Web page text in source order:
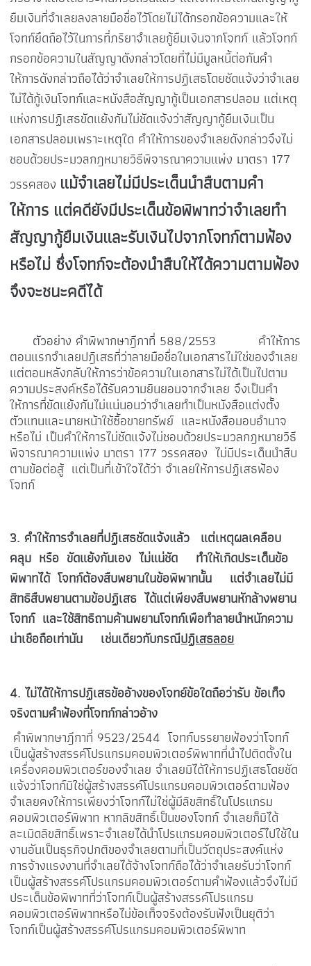
ยืมเงินที่จำเลยลงลายมือชื่อไว้โดยไม่ได้กรอกข้อความและให้
โจทก์ยึดถือไว้ในการที่ภริยาจำเลยกู้ยืมเงินจากโจทก์ แล้วโจทก์
กรอกข้อความในสัญญาดังกล่าวโดยที่ไม่มีมูลหนี้ต่อกันคำ
ให้การดังกล่าวถือได้ว่าจำเลยให้การปฏิเสธโดยชัดแจ้งว่าจำเลย
ไม่ได้กู้เงินโจทก์และหนังสือสัญญากู้เป็นเอกสารปลอม แต่เหตุ
แห่งการปฏิเสธขัดแย้งกันไม่ชัดแจ้งว่าสัญญากู้ยืมเงินเป็น
เอกสารปลอมเพราะเหตุใด คำให้การของจำเลยดังกล่าวจึงไม่
ชอบด้วยประมวลกฎหมายวิธีพิจารณาความแพ่ง มาตรา 177
วรรคสอง แม้จำเลยไม่มีประเด็นนำสืบตามคำ
ให้การ แต่คดียังมีประเด็นข้อพิพาทว่าจำเลยทำ
สัญญากู้ยืมเงินและรับเงินไปจากโจทก์ตามฟ้อง
หรือไม่ ซึ่งโจทก์จะต้องนำสืบให้ได้ความตามฟ้อง
จึงจะชนะคดีได้
ตัวอย่าง คำพิพากษาฎีกาที่ 588/2553 คำให้การ
ตอนแรกจำเลยปฎิเสธที่ว่าลายมือชื่อในเอกสารไม่ใช่ของจำเลย
แต่ตอนหลังกลับให้การว่าข้อความในเอกสารไม่ได้เป็นไปตาม
ความประสงค์หรือได้รับความยินยอมจากจำเลย จึงเป็นคำ
ให้การที่ขัดแย้งกันไม่แน่นอนว่าจำเลยทำเป็นหนังสือแต่งตั้ง
ตัวแทนและนายหน้าใช้ซื้อขายทรัพย์ และหนังสือมอบอำนาจ
หรือไม่ เป็นคำให้การไม่ชัดแจ้งไม่ชอบด้วยประมวลกฎหมายวิธี
พิจารณาความแพ่ง มาตรา 177 วรรคสอง ไม่มีประเด็นนำสืบ
ตามข้อต่อสู้ แต่เป็นที่เข้าใจได้ว่า จำเลยให้การปฏิเสธฟ้อง
โจทก์
3. คําให้การจำเลยที่ปฏิเสธชัดแจ้งแล้ว แต่เหตุผลเคลือบ
คลุม หรือ ขัดแย้งกันเอง ไม่แน่ชัด ทำให้เกิดประเด็นข้อ
พิพาทได้ โจทก์ต้องสืบพยานในข้อพิพาทนั้น แต่จําเลยไม่มี
สิทธิสืบพยานตามข้อปฏิเสธ ได้แต่เพียงสืบพยานหักล้างพยาน
โจทก์ และใช้สิทธิถามค้านพยานโจทก์เพือทําลายนําหนักความ
น่าเชือถือเท่านัน เช่นเดียวกับกรณีปฏิเสธลอย
4. ไม่ได้ให้การปฏิเสธข้ออ้างของโจทย์ข้อใดถือว่ารับ ข้อเท็จ
จริงตามคำฟ้องที่โจทก์กล่าวอ้าง
คำพิพากษาฎีกาที่ 9523/2544 โจทก์บรรยายฟ้องว่าโจทก์
เป็นผู้สร้างสรรค์โปรแกรมคอมพิวเตอร์พิพาทที่นำไปติดตั้งใน
เครื่องคอมพิวเตอร์ของจำเลย จำเลยมิได้ให้การปฏิเสธโดยชัด
แจ้งว่าโจทก์มิใช่ผู้สร้างสรรค์โปรแกรมคอมพิวเตอร์ตามฟ้อง
จำเลยคงให้การเพียงว่าโจทก์ไม่ใช่ผู้มีลิขสิทธิ์ในโปรแกรม
คอมพิวเตอร์พิพาท หากลิขสิทธิ์เป็นของโจทก์ จำเลยก็มิได้
ละเมิดลิขสิทธิ์เพราะจำเลยได้นำโปรแกรมคอมพิวเตอร์ไปใช้ใน
งานอันเป็นธุรกิจปกติของจำเลยตามที่เป็นวัตถุประสงค์แห่ง
การจ้างแรงงานที่จำเลยได้จ้างโจทก์ถือได้ว่าจำเลยรับว่าโจทก์
เป็นผู้สร้างสรรค์โปรแกรมคอมพิวเตอร์ตามคำฟ้องแล้วจึงไม่มี
ประเด็นข้อพิพาทที่ว่าโจทก์เป็นผู้สร้างสรรค์โปรแกรม
คอมพิวเตอร์พิพาทหรือไม่ข้อเท็จจริงต้องรับฟังเป็นยุติว่า
โจทก์เป็นผู้สร้างสรรค์โปรแกรมคอมพิวเตอร์พิพาท